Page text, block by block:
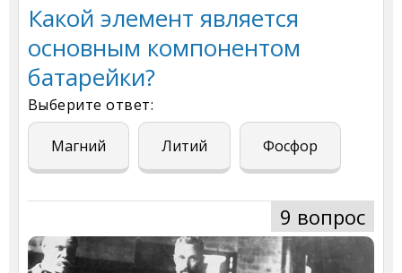
Какой элемент является
основным компонентом
батарейки?
Выберите ответ:
Магний Литий Фосфор
9 вопрос